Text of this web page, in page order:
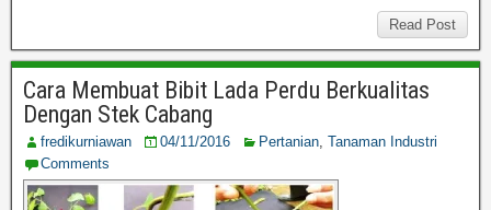
Read Post
Cara Membuat Bibit Lada Perdu Berkualitas
Dengan Stek Cabang
fredikurniawan 04/11/2016 Pertanian, Tanaman Industri
Comments